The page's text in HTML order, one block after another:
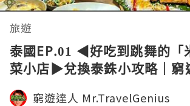
旅遊
泰國EP.01 ◀︎好吃到跳舞的「
菜小店▶︎兌換泰銖小攻略｜窮
字
窮遊達人 Mr.TravelGenius